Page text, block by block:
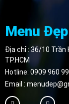
Menu Đẹp
Địa chỉ : 36/10 Trần
TP.HCM
Hotline: 0909 960
Email :